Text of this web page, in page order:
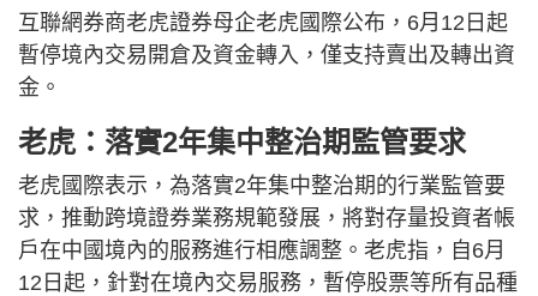
互聯網券商老虎證券母企老虎國際公布，6月12日起
暫停境內交易開倉及資金轉入，僅支持賣出及轉出資
金。
老虎：落實2年集中整治期監管要求
老虎國際表示，為落實2年集中整治期的行業監管要
求，推動跨境證券業務規範發展，將對存量投資者帳
戶在中國境內的服務進行相應調整。老虎指，自6月
12日起，針對在境內交易服務，暫停股票等所有品種